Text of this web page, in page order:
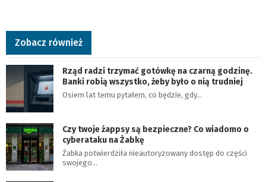
Zobacz również
Rząd radzi trzymać gotówkę na czarną godzinę.
Banki robią wszystko, żeby było o nią trudniej
Osiem lat temu pytałem, co będzie, gdy…
Czy twoje żappsy są bezpieczne? Co wiadomo o
cyberataku na Żabkę
Żabka potwierdziła nieautoryzowany dostęp do części
swojego…